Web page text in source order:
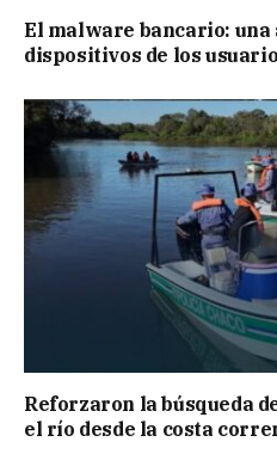
El malware bancario: una
dispositivos de los
Reforzaron la búsqueda
el río desde la costa